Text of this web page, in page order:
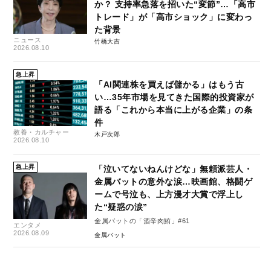
ニュース
2026.08.10
か？ 支持率急落を招いた“変節”…「高市
トレード」が「高市ショック」に変わっ
た背景
竹橋大吉
急上昇
教養・カルチャー
2026.08.10
「AI関連株を買えば儲かる」はもう古
い…35年市場を見てきた国際的投資家が
語る「これから本当に上がる企業」の条
件
木戸次郎
急上昇
エンタメ
2026.08.09
「泣いてないねんけどな」無頼派芸人・
金属バットの意外な涙…映画館、格闘ゲ
ームで号泣も、上方漫才大賞で浮上し
た“疑惑の涙”
金属バットの「酒辛肉鮪」#61
金属バット